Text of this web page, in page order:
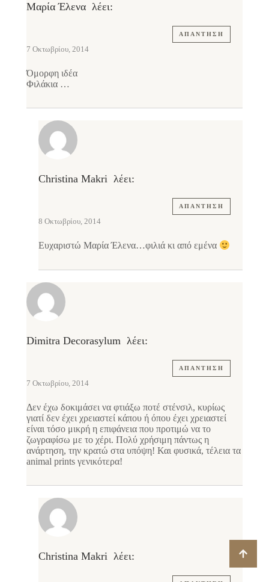
Μαρία Έλενα λέει:
ΑΠΆΝΤΗΣΗ
7 Οκτωβρίου, 2014
Όμορφη ιδέα
Φιλάκια …
Christina Makri λέει:
ΑΠΆΝΤΗΣΗ
8 Οκτωβρίου, 2014
Ευχαριστώ Μαρία Έλενα…φιλιά κι από εμένα
Dimitra Decorasylum λέει:
ΑΠΆΝΤΗΣΗ
7 Οκτωβρίου, 2014
Δεν έχω δοκιμάσει να φτιάξω ποτέ στένσιλ, κυρίως
γιατί δεν έχει χρειαστεί κάπου ή όπου έχει χρειαστεί
είναι τόσο μικρή η επιφάνεια που προτιμώ να το
ζωγραφίσω με το χέρι. Πολύ χρήσιμη πάντως η
ανάρτηση, την κρατώ στα υπόψη! Και φυσικά, τέλεια τα
animal prints γενικότερα!
Christina Makri λέει: